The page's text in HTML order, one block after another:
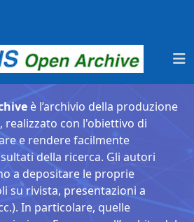
è l’archivio della produzione
realizzato con l'obiettivo di
e rendere facilmente
della ricerca. Gli autori
a depositare le proprie
su rivista, presentazioni a
In particolare, quelle